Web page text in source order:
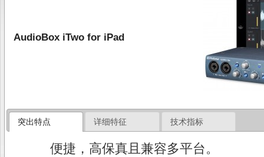
AudioBox iTwo for iPad
突出特点 详细特征 技术指标
便捷，高保真且兼容多平台。